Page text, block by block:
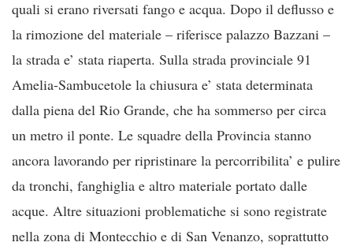
quali si erano riversati fango e acqua. Dopo il deflusso e
la rimozione del materiale – riferisce palazzo Bazzani –
la strada e’ stata riaperta. Sulla strada provinciale 91
Amelia-Sambucetole la chiusura e’ stata determinata
dalla piena del Rio Grande, che ha sommerso per circa
un metro il ponte. Le squadre della Provincia stanno
ancora lavorando per ripristinare la percorribilita’ e pulire
da tronchi, fanghiglia e altro materiale portato dalle
acque. Altre situazioni problematiche si sono registrate
nella zona di Montecchio e di San Venanzo, soprattutto